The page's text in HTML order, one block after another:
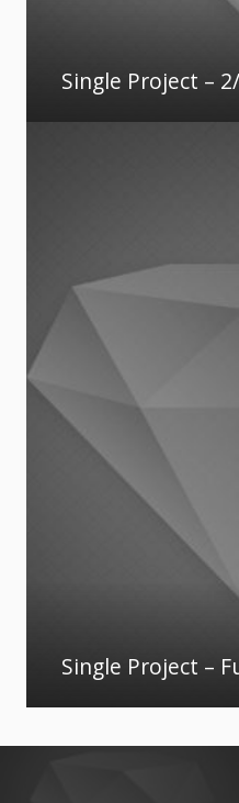
Single Project –
Single Project –